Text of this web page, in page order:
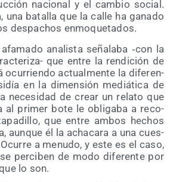
nacio­nal y el cam­bio social.
una bata­lla que la calle ha gana­do
des­pa­chos enmoquetados.
ana­lis­ta seña­la­ba ‑con la
que entre la ren­di­ción de
ocu­rrien­do actual­men­te la dife­ren­
en la dimen­sión mediá­ti­ca de
nece­si­dad de crear un rela­to que
al pri­mer bote le obli­ga­ba a reco­
que entre ambos hechos
aun­que él la acha­ca­ra a una cues­
a menu­do, y este es el caso,
per­ci­ben de modo dife­ren­te por
lo son.